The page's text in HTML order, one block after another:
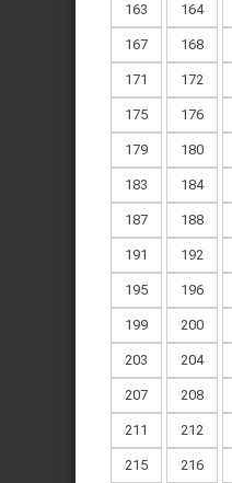
163 164
167 168
171 172
175 176
179 180
183 184
187 188
191 192
195 196
199 200
203 204
207 208
211 212
215 216